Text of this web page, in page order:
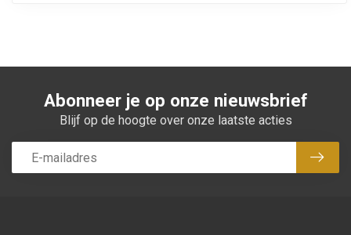
Abonneer je op onze nieuwsbrief
Blijf op de hoogte over onze laatste acties